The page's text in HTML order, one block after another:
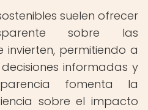
suelen ofrecer
sobre las
permitiendo a
informadas y
fomenta la
sobre el impacto